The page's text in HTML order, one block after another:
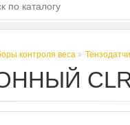
контроля веса